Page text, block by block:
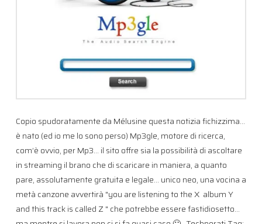
Copio spudoratamente da Mélusine questa notizia fichizzima…
è nato (ed io me lo sono perso) Mp3gle, motore di ricerca,
com’è ovvio, per Mp3… il sito offre sia la possibilità di ascoltare
in streaming il brano che di scaricare in maniera, a quanto
pare, assolutamente gratuita e legale… unico neo, una vocina a
metà canzone avvertirà "you are listening to the X album Y
and this track is called Z " che potrebbe essere fastidiosetto…